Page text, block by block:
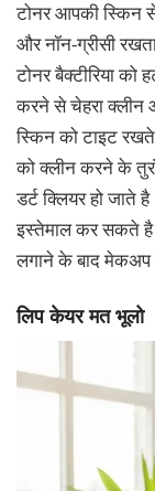
टोनर आपकी स्किन
और नॉन-ग्रीसी
टोनर बैक्टीरिया को
करने से चेहरा क्लीन
स्किन को टाइट
को क्लीन करने के
डर्ट क्लियर हो
इस्तेमाल कर सकते है
लगाने के बाद
लिप केयर मत भूलो